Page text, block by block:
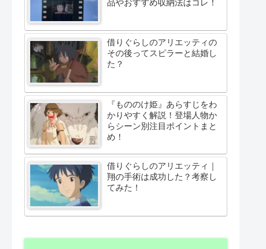
品やおすすめ収納法はコレ！
借りぐらしのアリエッティの
その後ってスピラーと結婚し
た？
『もののけ姫』あらすじをわ
かりやすく解説！登場人物か
らシーン別注目ポイントまと
め！
借りぐらしのアリエッティ｜
翔の手術は成功した？考察し
てみた！